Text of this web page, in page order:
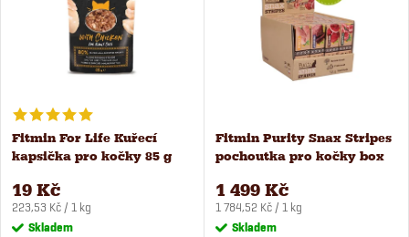
Fitmin For Life Kuřecí
kapsička pro kočky 85 g
19 Kč
Měrná
cena:
223,53 Kč / 1 kg
Skladem
Fitmin Purity Snax Stripes
pochoutka pro kočky box
1 499 Kč
Měrná
cena:
1 784,52 Kč / 1 kg
Skladem